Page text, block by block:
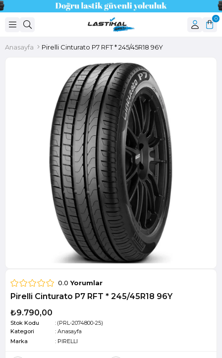
0
Anasayfa Pirelli Cinturato P7 RFT * 245/45R18 96Y
0.0 Yorumlar
Pirelli Cinturato P7 RFT * 245/45R18 96Y
₺9.790,00
Stok Kodu
(PRL-2074800-25)
Kategori
: Anasayfa
Marka
: PIRELLI